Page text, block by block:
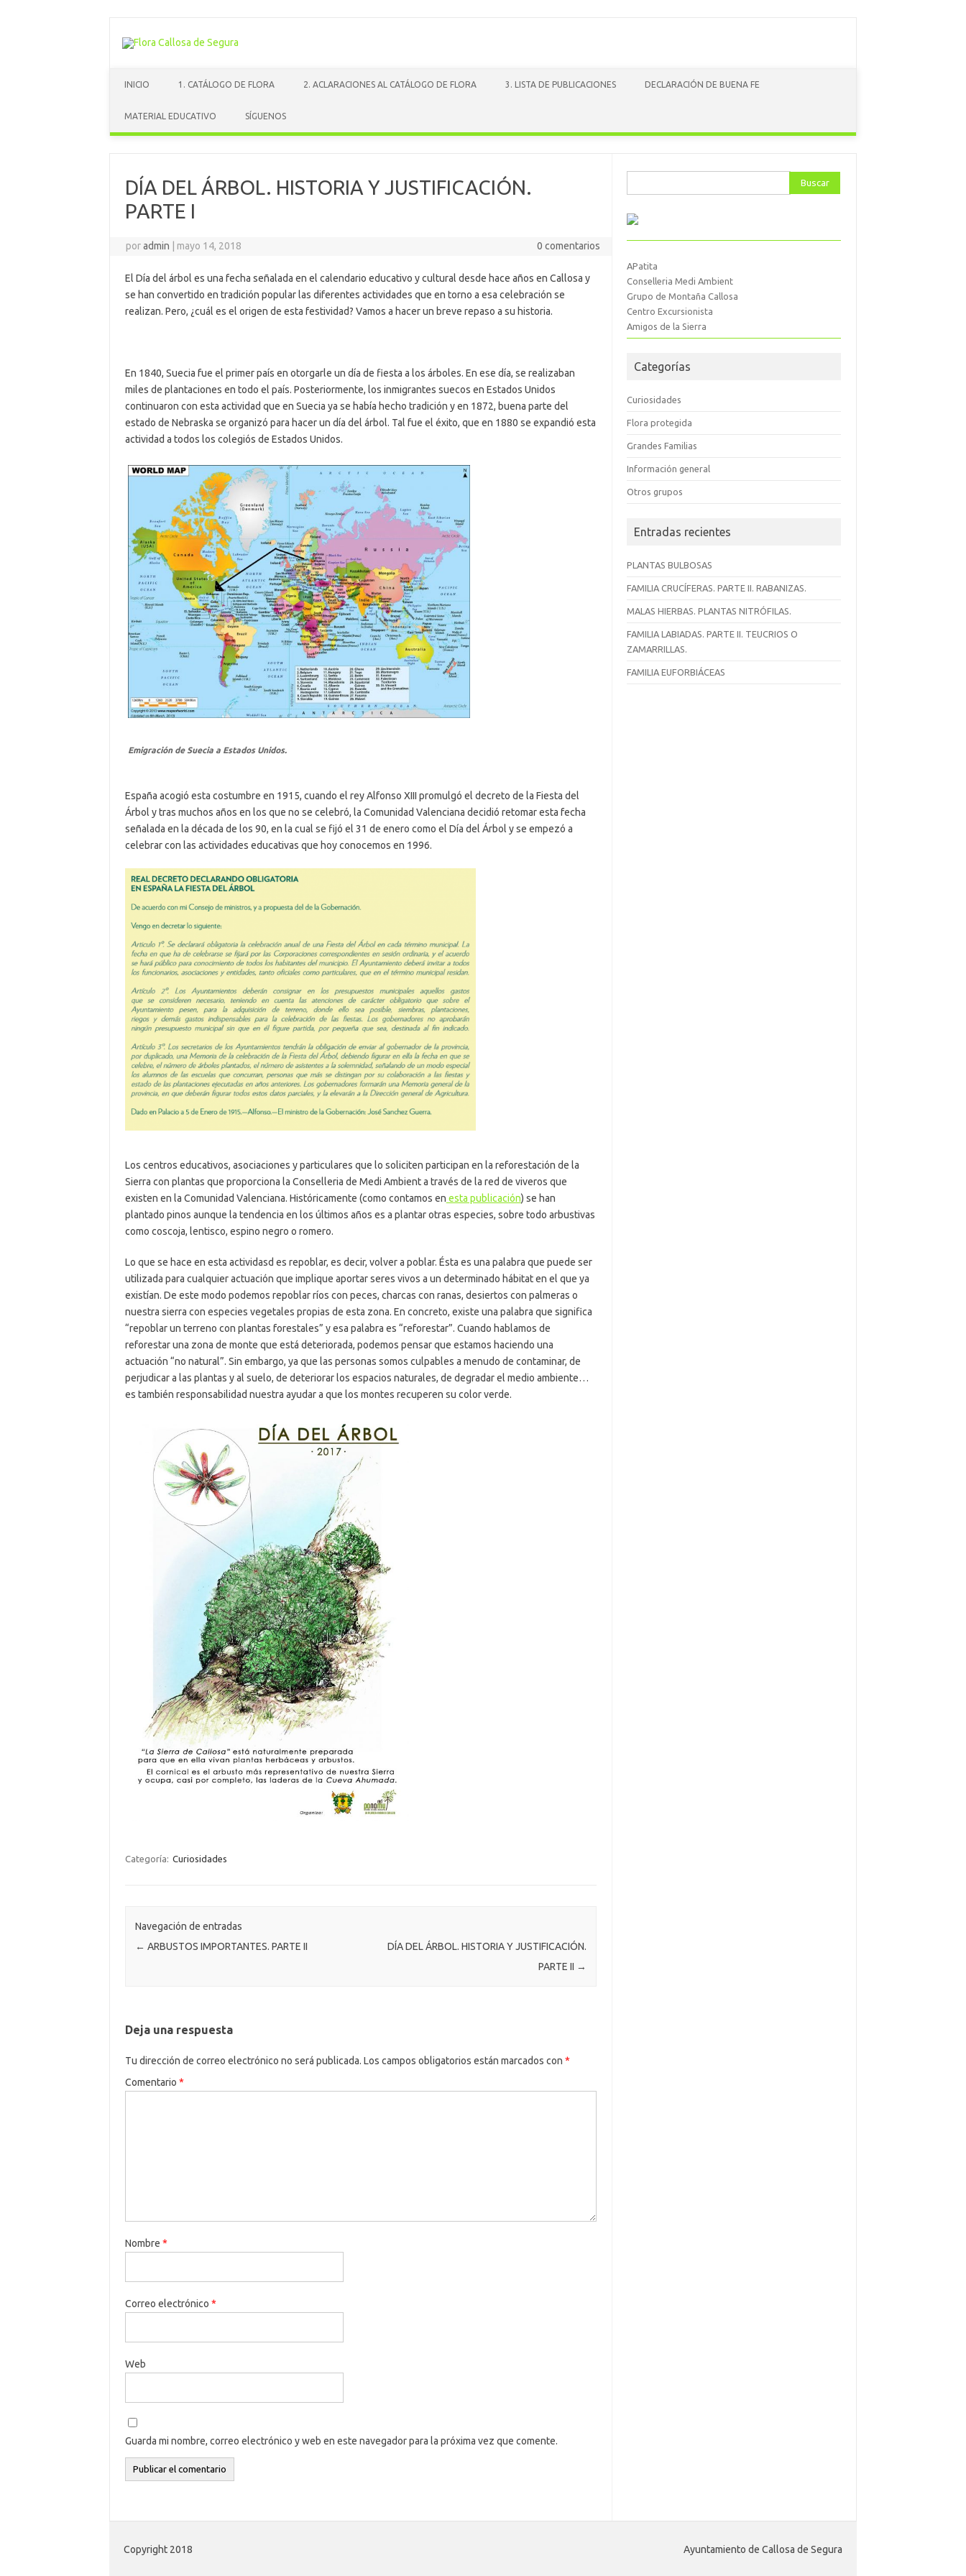
contenido
INICIO 1. CATÁLOGO DE FLORA 2. ACLARACIONES AL CATÁLOGO DE FLORA 3. LISTA DE PUBLICACIONES DECLARACIÓN DE BUENA FE
MATERIAL EDUCATIVO SÍGUENOS
DÍA DEL ÁRBOL. HISTORIA Y JUSTIFICACIÓN.
PARTE I
poradmin mayo 14, 2018 0 comentarios
El Día del árbol es una fecha señalada en el calendario educativo y cultural desde hace años en Callosa y
se han convertido en tradición popular las diferentes actividades que en torno a esa celebración se
realizan. Pero, ¿cuál es el origen de esta festividad? Vamos a hacer un breve repaso a su historia.
En 1840, Suecia fue el primer país en otorgarle un día de fiesta a los árboles. En ese día, se realizaban
miles de plantaciones en todo el país. Posteriormente, los inmigrantes suecos en Estados Unidos
continuaron con esta actividad que en Suecia ya se había hecho tradición y en 1872, buena parte del
estado de Nebraska se organizó para hacer un día del árbol. Tal fue el éxito, que en 1880 se expandió esta
actividad a todos los colegiós de Estados Unidos.
Emigración de Suecia a Estados Unidos.
España acogió esta costumbre en 1915, cuando el rey Alfonso XIII promulgó el decreto de la Fiesta del
Árbol y tras muchos años en los que no se celebró, la Comunidad Valenciana decidió retomar esta fecha
señalada en la década de los 90, en la cual se fijó el 31 de enero como el Día del Árbol y se empezó a
celebrar con las actividades educativas que hoy conocemos en 1996.
Los centros educativos, asociaciones y particulares que lo soliciten participan en la reforestación de la
Sierra con plantas que proporciona la Conselleria de Medi Ambient a través de la red de viveros que
existen en la Comunidad Valenciana. Históricamente (como contamos en esta publicación) se han
plantado pinos aunque la tendencia en los últimos años es a plantar otras especies, sobre todo arbustivas
como coscoja, lentisco, espino negro o romero.
Lo que se hace en esta actividasd es repoblar, es decir, volver a poblar. Ésta es una palabra que puede ser
utilizada para cualquier actuación que implique aportar seres vivos a un determinado hábitat en el que ya
existían. De este modo podemos repoblar ríos con peces, charcas con ranas, desiertos con palmeras o
nuestra sierra con especies vegetales propias de esta zona. En concreto, existe una palabra que significa
“repoblar un terreno con plantas forestales” y esa palabra es “reforestar”. Cuando hablamos de
reforestar una zona de monte que está deteriorada, podemos pensar que estamos haciendo una
actuación “no natural”. Sin embargo, ya que las personas somos culpables a menudo de contaminar, de
perjudicar a las plantas y al suelo, de deteriorar los espacios naturales, de degradar el medio ambiente…
es también responsabilidad nuestra ayudar a que los montes recuperen su color verde.
Categoría: Curiosidades
Navegación de entradas
← ARBUSTOS IMPORTANTES. PARTE II
DÍA DEL ÁRBOL. HISTORIA Y JUSTIFICACIÓN.
PARTE II →
Deja una respuesta
Tu dirección de correo electrónico no será publicada. Los campos obligatorios están marcados con *
Comentario *
Nombre *
Correo electrónico *
Web
Guarda mi nombre, correo electrónico y web en este navegador para la próxima vez que comente.
APatita
Conselleria Medi Ambient
Grupo de Montaña Callosa
Centro Excursionista
Amigos de la Sierra
Categorías
Curiosidades
Flora protegida
Grandes Familias
Información general
Otros grupos
Entradas recientes
PLANTAS BULBOSAS
FAMILIA CRUCÍFERAS. PARTE II. RABANIZAS.
MALAS HIERBAS. PLANTAS NITRÓFILAS.
FAMILIA LABIADAS. PARTE II. TEUCRIOS O
ZAMARRILLAS.
FAMILIA EUFORBIÁCEAS
Copyright 2018 Ayuntamiento de Callosa de Segura